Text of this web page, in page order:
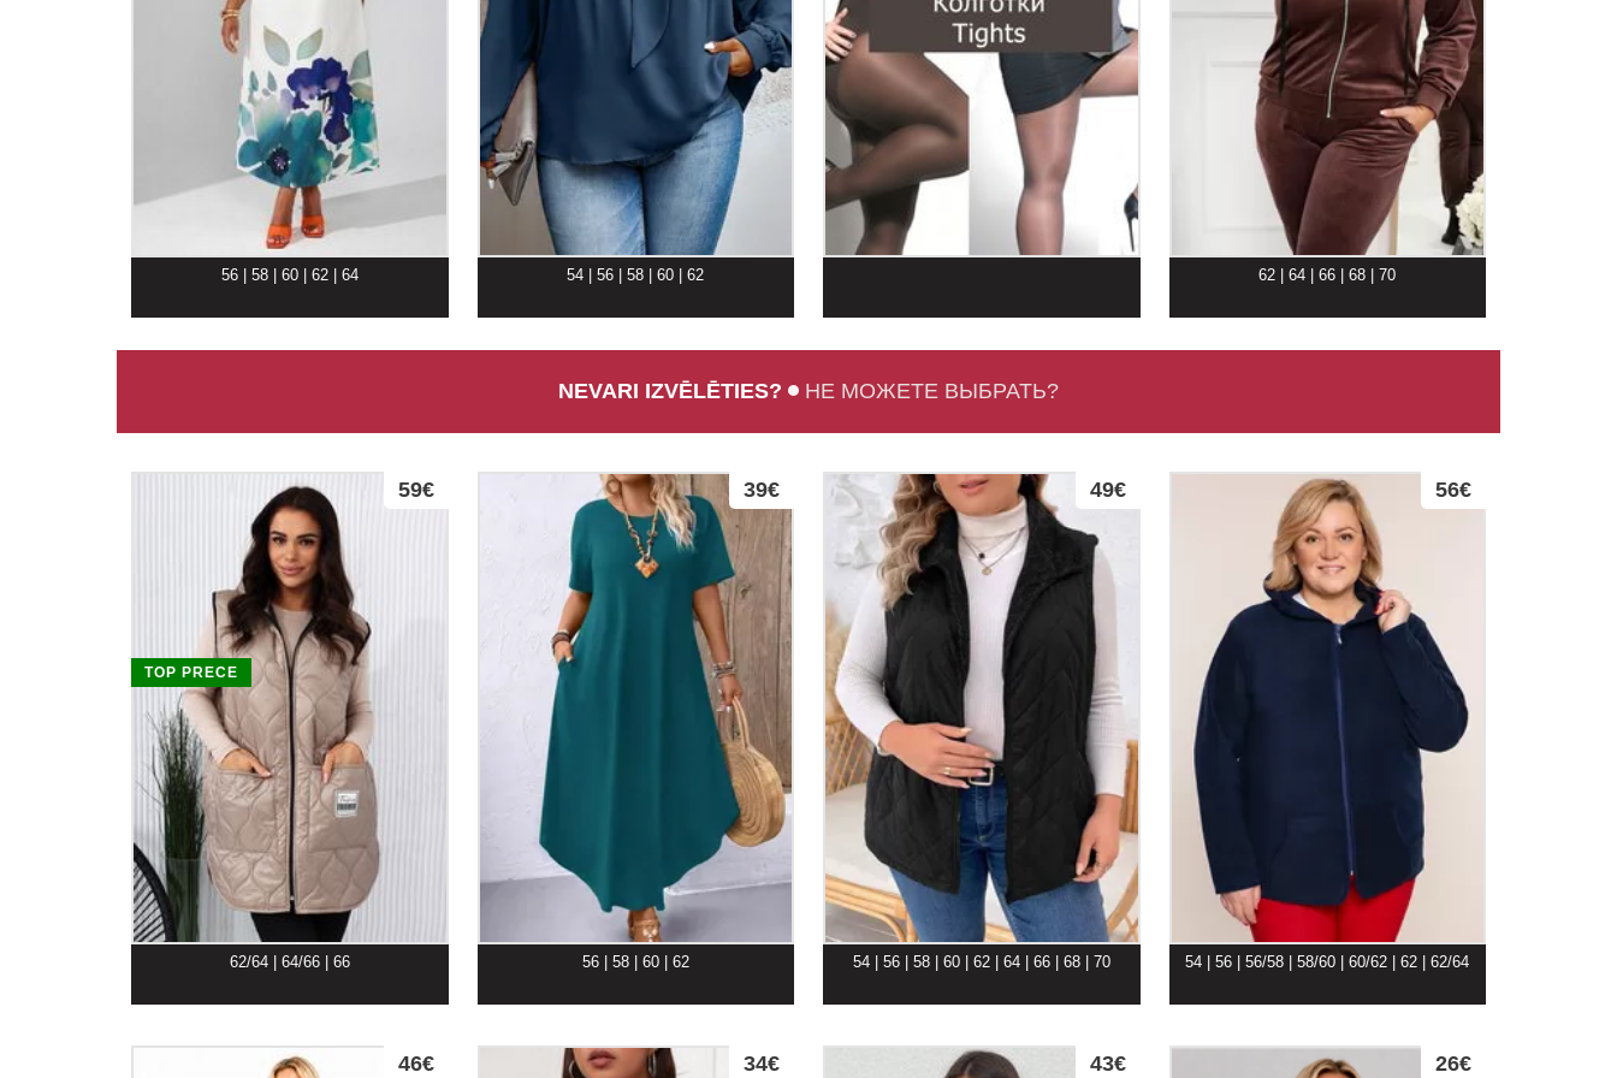
56 | 58 | 60 | 62 | 64 54 | 56 | 58 | 60 | 62 62 | 64 | 66 | 68 | 70
NEVARI IZVĒLĒTIES? НЕ МОЖЕТЕ ВЫБРАТЬ?
TOP PRECE
59€
62/64 | 64/66 | 66
39€
56 | 58 | 60 | 62
49€
54 | 56 | 58 | 60 | 62 | 64 | 66 | 68 | 70
56€
54 | 56 | 56/58 | 58/60 | 60/62 | 62 | 62/64
46€ 34€ 43€ 26€